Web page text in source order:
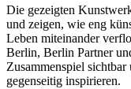
Die gezeigten
und zeigen, wie eng
Leben miteinander
Berlin, Berlin Partner
Zusammenspiel
gegenseitig inspirieren.